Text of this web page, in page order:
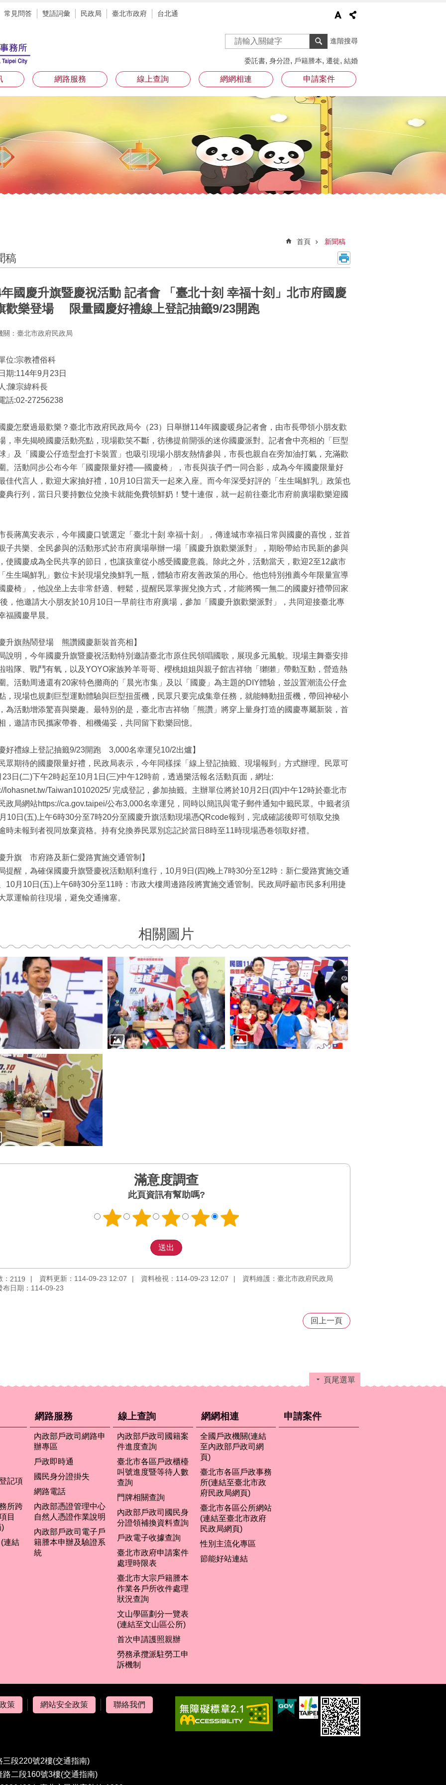
常見問答 雙語詞彙 民政局 臺北市政府 台北通
進階搜尋
委託書 身分證 戶籍謄本 遷徙 結婚
網路服務 線上查詢 網網相連 申請案件
首頁 新聞稿
稿
國慶升旗暨慶祝活動 記者會 「臺北十刻 幸福十刻」北市府國慶
歡樂登場 限量國慶好禮線上登記抽籤9/23開跑
關：臺北市政府民政局
位:宗教禮俗科
期:114年9月23日
:陳宗緯科長
話:02-27256238
慶怎麼過最歡樂？臺北市政府民政局今（23）日舉辦114年國慶暖身記者會，由市長帶領小朋友歡
，率先揭曉國慶活動亮點，現場歡笑不斷，彷彿提前開張的迷你國慶派對。記者會中亮相的「巨型
」及「國慶公仔造型盒打卡裝置」也吸引現場小朋友熱情參與，市長也親自在旁加油打氣，充滿歡
。活動同步公布今年「國慶限量好禮──國慶椅」，市長與孩子們一同合影，成為今年國慶限量好
佳代言人，歡迎大家抽好禮，10月10日當天一起來入座。而今年深受好評的「生生喝鮮乳」政策也
典行列，當日只要持數位兌換卡就能免費領鮮奶！雙十連假，就一起前往臺北市府前廣場歡樂迎國
長蔣萬安表示，今年國慶口號選定「臺北十刻 幸福十刻」，傳達城市幸福日常與國慶的喜悅，並首
子共樂、全民參與的活動形式於市府廣場舉辦一場「國慶升旗歡樂派對」，期盼帶給市民新的參與
使國慶成為全民共享的節日，也讓孩童從小感受國慶意義。除此之外，活動當天，歡迎2至12歲市
生生喝鮮乳」數位卡於現場兌換鮮乳一瓶，體驗市府友善政策的用心。他也特別推薦今年限量宣導
慶椅」，他說坐上去非常舒適、輕鬆，提醒民眾掌握兌換方式，才能將獨一無二的國慶好禮帶回家
，他邀請大小朋友於10月10日一早前往市府廣場，參加「國慶升旗歡樂派對」，共同迎接臺北專
福國慶早晨。
升旗熱鬧登場 熊讚國慶新裝首亮相】
說明，今年國慶升旗暨慶祝活動特別邀請臺北市原住民領唱國歌，展現多元風貌。現場主舞臺安排
啦隊、戰鬥有氧，以及YOYO家族羚羊哥哥、櫻桃姐姐與親子館吉祥物「獺獺」帶動互動，營造熱
。活動周邊還有20家特色攤商的「晨光市集」及以「國慶」為主題的DIY體驗，並設置潮流公仔盒
，現場也規劃巨型運動體驗與巨型扭蛋機，民眾只要完成集章任務，就能轉動扭蛋機，帶回神秘小
為活動增添驚喜與樂趣。最特別的是，臺北市吉祥物「熊讚」將穿上量身打造的國慶專屬新裝，首
，邀請市民攜家帶眷、相機備妥，共同留下歡樂回憶。
好禮線上登記抽籤9/23開跑 3,000名幸運兒10/2出爐】
眾期待的國慶限量好禮，民政局表示，今年同樣採「線上登記抽籤、現場報到」方式辦理。民眾可
23日(二)下午2時起至10月1日(三)中午12時前，透過樂活報名活動頁面，網址:
lohasnet.tw/Taiwan10102025/ 完成登記，參加抽籤。主辦單位將於10月2日(四)中午12時於臺北市
政局網站https://ca.gov.taipei/公布3,000名幸運兒，同時以簡訊與電子郵件通知中籤民眾。中籤者須
10日(五)上午6時30分至7時20分至國慶升旗活動現場憑QRcode報到，完成確認後即可領取兌換
時未報到者視同放棄資格。持有兌換券民眾別忘記於當日8時至11時現場憑卷領取好禮。
升旗 市府路及新仁愛路實施交通管制】
提醒，為確保國慶升旗暨慶祝活動順利進行，10月9日(四)晚上7時30分至12時：新仁愛路實施交通
10月10日(五)上午6時30分至11時：市政大樓周邊路段將實施交通管制。民政局呼籲市民多利用捷
眾運輸前往現場，避免交通擁塞。
相關圖片
滿意度調查
此頁資訊有幫助嗎?
2119 資料更新：114-09-23 12:07 資料檢視：114-09-23 12:07
資料維護：臺北市政府民政局
布日期：114-09-23
回上一頁
頁尾選單
記項
所跨
目
連結
網路服務
內政部戶政司網路申
辦專區
戶政即時通
國民身分證掛失
網路電話
內政部憑證管理中心
自然人憑證作業說明
內政部戶政司電子戶
籍謄本申辦及驗證系
統
線上查詢
內政部戶政司國籍案
件進度查詢
臺北市各區戶政櫃檯
叫號進度暨等待人數
查詢
門牌相關查詢
內政部戶政司國民身
分證領補換資料查詢
戶政電子收據查詢
臺北市政府申請案件
處理時限表
臺北市大宗戶籍謄本
作業各戶所收件處理
狀況查詢
文山學區劃分一覽表
(連結至文山區公所)
首次申請護照親辦
勞務承攬派駐勞工申
訴機制
網網相連
全國戶政機關(連結
至內政部戶政司網
頁)
臺北市各區戶政事務
所(連結至臺北市政
府民政局網頁)
臺北市各區公所網站
(連結至臺北市政府
民政局網頁)
性別主流化專區
節能好站連結
申請案件
策 網站安全政策 聯絡我們
三段220號2樓(交通指南)
路二段160號3樓(交通指南)